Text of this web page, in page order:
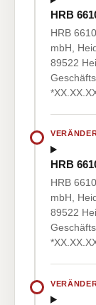
HRB
HRB
mbH,
89522
HRB
HRB
mbH,
89522